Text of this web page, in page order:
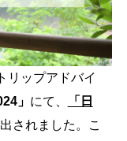
リップアドバイ
」 にて、
「日
されました。こ